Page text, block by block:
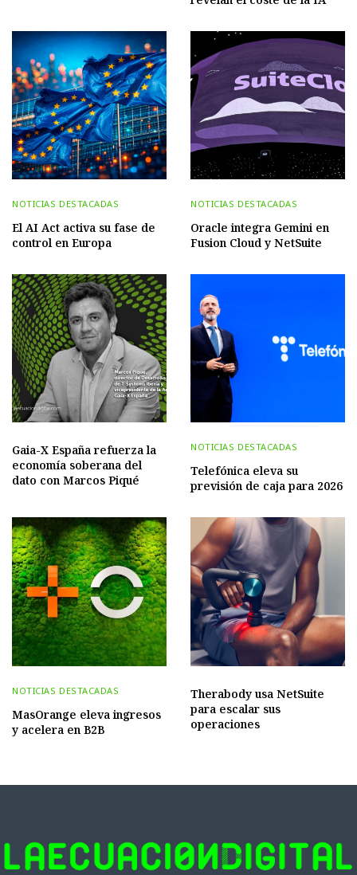
NOTICIAS DESTACADAS
El AI Act activa su fase de
control en Europa
NOTICIAS DESTACADAS
Oracle integra Gemini en
Fusion Cloud y NetSuite
Gaia-X España refuerza la
economía soberana del
dato con Marcos Piqué
NOTICIAS DESTACADAS
Telefónica eleva su
previsión de caja para 2026
NOTICIAS DESTACADAS
MasOrange eleva ingresos
y acelera en B2B
Therabody usa NetSuite
para escalar sus
operaciones